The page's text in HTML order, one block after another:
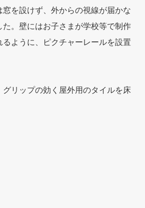
を設けず、外からの視線が届かな
た。壁にはお子さまが学校等で制作
るように、ピクチャーレールを設置
グリップの効く屋外用のタイルを床